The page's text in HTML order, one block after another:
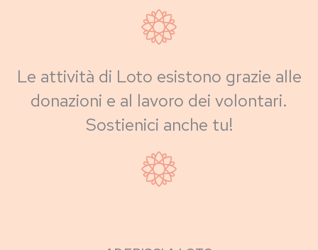
Le attività di Loto esistono grazie alle
donazioni e al lavoro dei volontari.
Sostienici anche tu!